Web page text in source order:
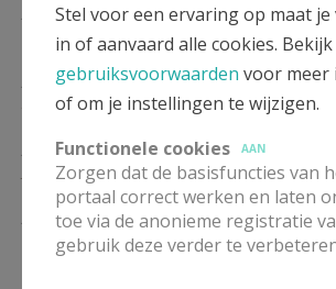
10.00 Eucharistie
24/01
10.00 Eucharistie
10.00 Eucharistie
07/02
10.00 Eucharistie
Stel voor een ervaring op maat
in of aanvaard alle cookies.
gebruiksvoorwaarden voor meer
of om je instellingen te wijzigen.
Functionele cookies
AAN
Zorgen dat de basisfuncties van
portaal correct werken en laten
toe via de anonieme registratie
gebruik deze verder te